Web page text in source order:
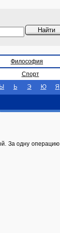
Философия
Спорт
Ы Ь Э Ю Я
За одну операцию